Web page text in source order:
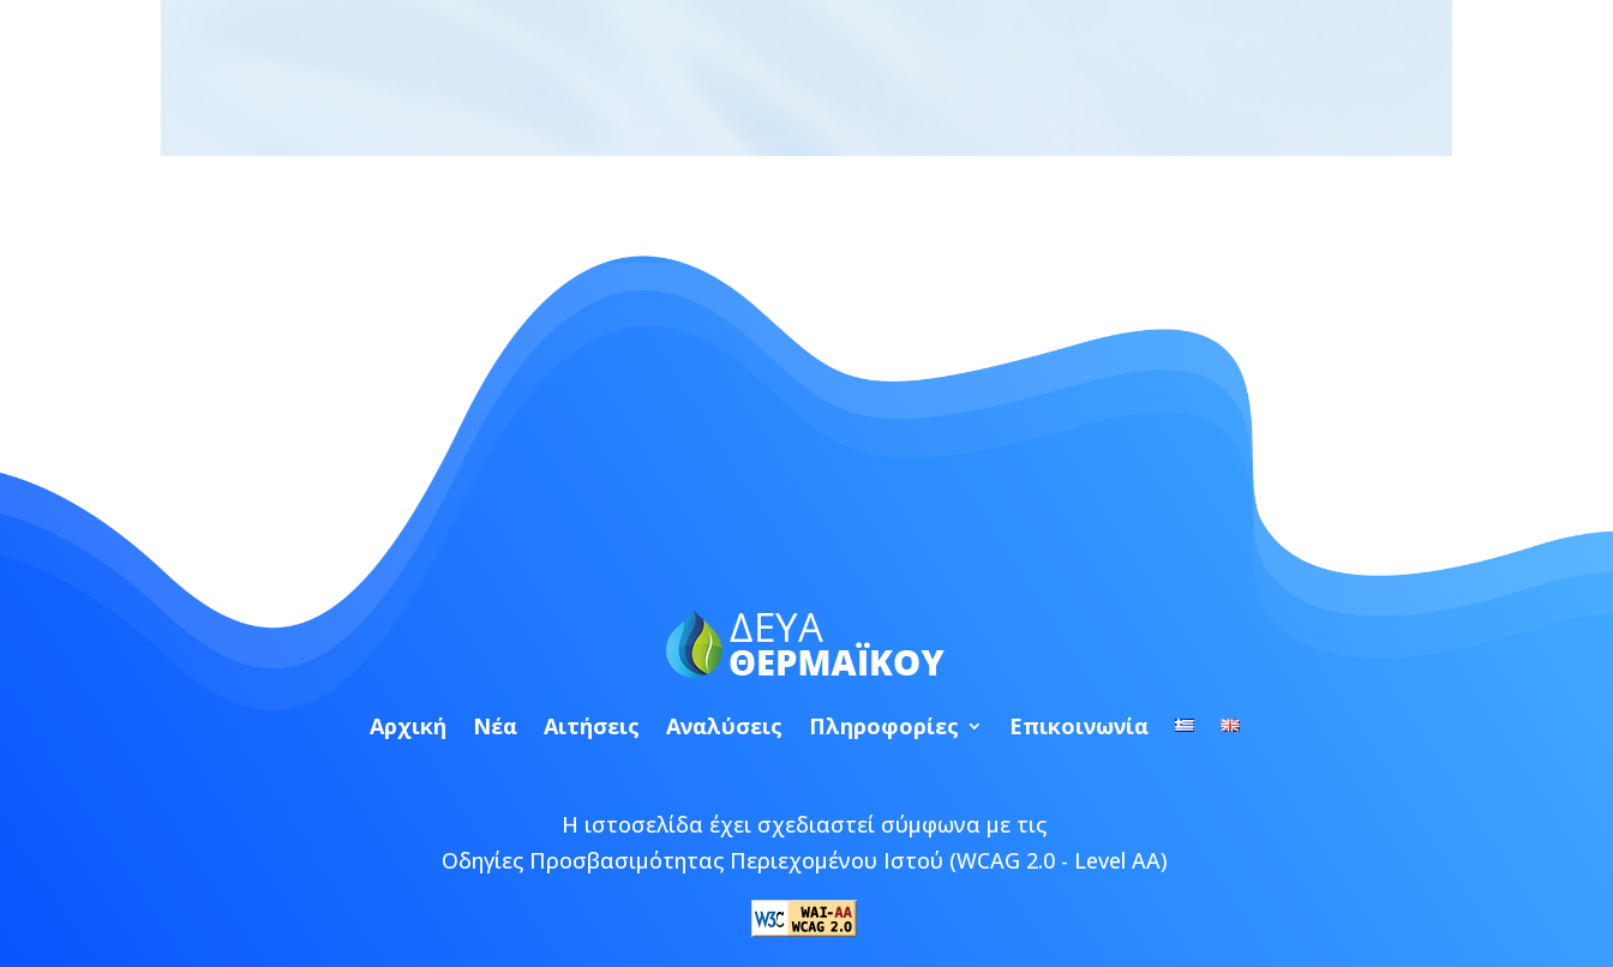
Αρχική Νέα Αιτήσεις Αναλύσεις Πληροφορίες Επικοινωνία
Η ιστοσελίδα έχει σχεδιαστεί σύμφωνα με τις
Οδηγίες Προσβασιμότητας Περιεχομένου Ιστού (WCAG 2.0 - Level AA)